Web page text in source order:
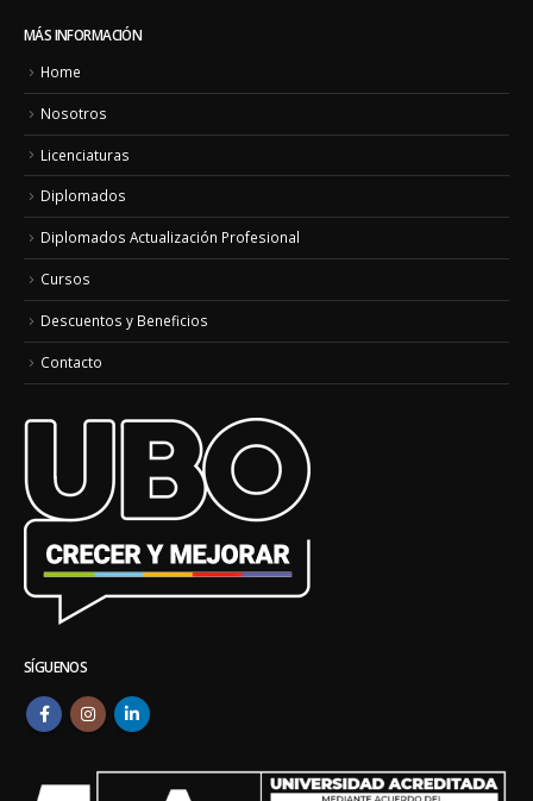
MÁS INFORMACIÓN
Home
Nosotros
Licenciaturas
Diplomados
Diplomados Actualización Profesional
Cursos
Descuentos y Beneficios
Contacto
SÍGUENOS